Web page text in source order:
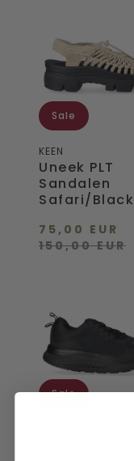
Sandalen
Safari/Black
Sale
KEEN
Uneek PLT
Sandalen
Safari/Black
75,00 EUR
150,00 EUR
Wanderschuhe
Triple
Black
Sale